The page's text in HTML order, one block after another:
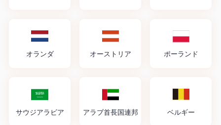
オランダ オーストリア ポーランド
サウジアラビア アラブ首長国連邦 ベルギー